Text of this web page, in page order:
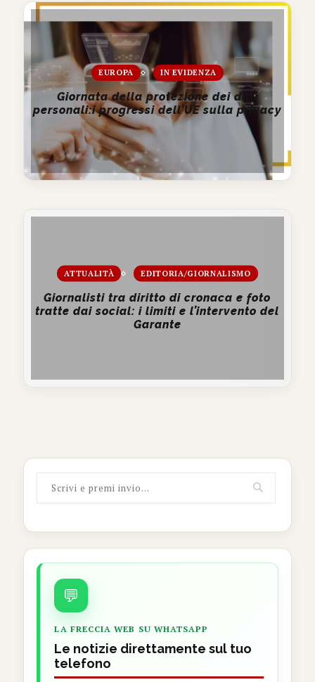
EUROPA IN EVIDENZA
Giornata della protezione dei dati
personali:i progressi dell’UE sulla privacy
ATTUALITÀ EDITORIA/GIORNALISMO
Giornalisti tra diritto di cronaca e foto
tratte dai social: i limiti e l’intervento del
Garante
💬
LA FRECCIA WEB SU WHATSAPP
Le notizie direttamente sul tuo
telefono